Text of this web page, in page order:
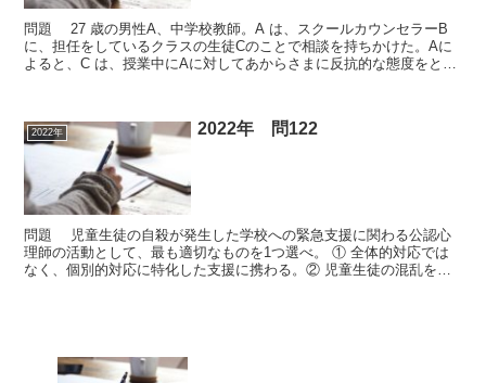
問題 27 歳の男性A、中学校教師。A は、スクールカウンセラーB
に、担任をしているクラスの生徒Cのことで相談を持ちかけた。Aに
よると、C は、授業中にAに対してあからさまに反抗的な態度をとる
2022年 2022年 問122
問題 児童生徒の自殺が発生した学校への緊急支援に関わる公認心
理師の活動として、最も適切なものを1つ選べ。 ① 全体的対応では
なく、個別的対応に特化した支援に携わる。② 児童生徒の混乱を防